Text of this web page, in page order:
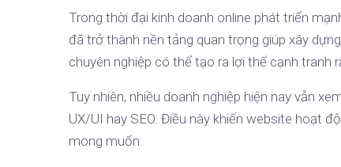
Trong thời đại kinh doanh online phát triển
đã trở thành nền tảng quan trọng giúp xây
chuyên nghiệp có thể tạo ra lợi thế cạnh tranh
Tuy nhiên, nhiều doanh nghiệp hiện nay vẫn
UX/UI hay SEO. Điều này khiến website hoạt
mong muốn.